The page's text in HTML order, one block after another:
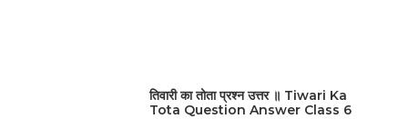
तिवारी का तोता प्रश्न उत्तर ॥ Tiwari Ka
Tota Question Answer Class 6